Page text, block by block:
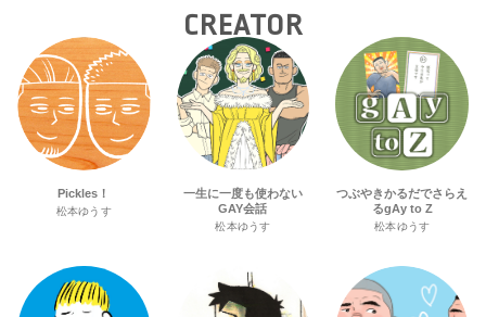
CREATOR
Pickles！
松本ゆうす
一生に一度も使わない
GAY会話
松本ゆうす
つぶやきかるだでさらえ
るgAy to Z
松本ゆうす